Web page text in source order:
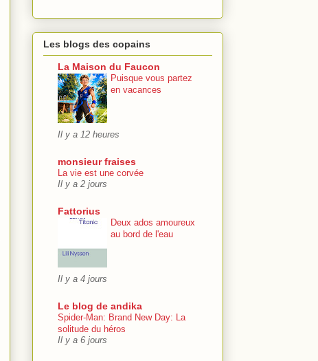
Les blogs des copains
La Maison du Faucon
Puisque vous partez
en vacances
Il y a 12 heures
monsieur fraises
La vie est une corvée
Il y a 2 jours
Fattorius
Deux ados amoureux
au bord de l'eau
Il y a 4 jours
Le blog de andika
Spider-Man: Brand New Day: La
solitude du héros
Il y a 6 jours